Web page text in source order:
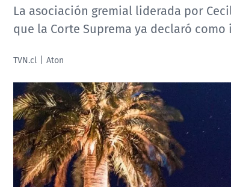
La asociación gremial liderada por
que la Corte Suprema ya declaró
TVN.cl Aton